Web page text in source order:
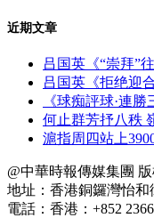
近期文章
吕国英《“崇拜”
吕国英《拒绝迎
《球痴評球·連勝
何止群芳抒八秩
滬指周四站上
@中華時報傳媒集團
地址：香港銅鑼灣怡和
電話：香港：+852